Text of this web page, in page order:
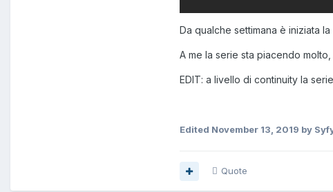
Da qualche settimana è iniziata
A me la serie sta piacendo
EDIT: a livello di continuity la
Edited November 13, 2019 by
Quote